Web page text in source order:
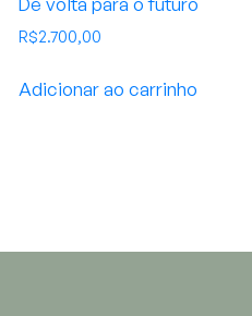
R$2.700,00
Adicionar ao carrinho